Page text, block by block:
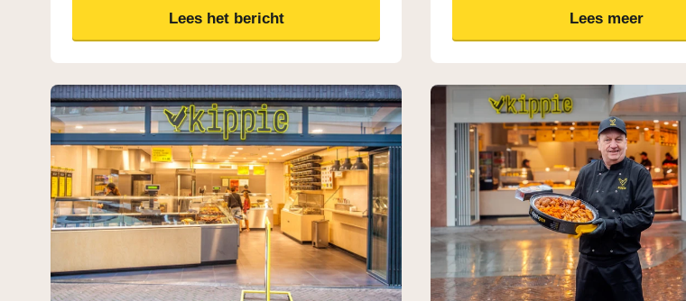
Lees het bericht Lees meer